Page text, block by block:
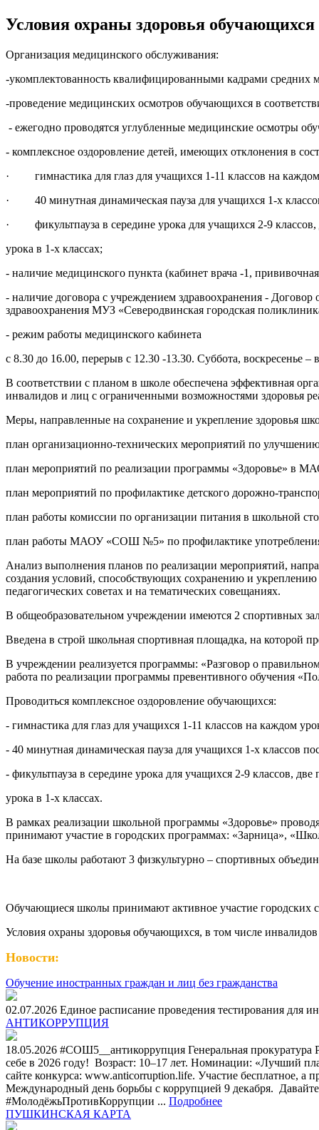
Условия охраны здоровья обучающихся
Организация медицинского обслуживания:
-укомплектованность квалифицированными кадрами средних
-проведение медицинских осмотров обучающихся в
- ежегодно проводятся углубленные медицинские осмотры
- комплексное оздоровление детей, имеющих отклонения в
· гимнастика для глаз для учащихся 1-11 классов на
· 40 минутная динамическая пауза для учащихся 1-х
· фикультпауза в середине урока для учащихся 2-9
урока в 1-х классах;
- наличие медицинского пункта (кабинет врача -1,
- наличие договора с учреждением здравоохранения -
здравоохранения МУЗ «Северодвинская городская
- режим работы медицинского кабинета
с 8.30 до 16.00, перерыв с 12.30 -13.30. Суббота, воскресенье –
В соответствии с планом в школе обеспечена эффективная
инвалидов и лиц с ограниченными возможностями здоровья
Меры, направленные на сохранение и укрепление здоровья
план организационно-технических мероприятий по
план мероприятий по реализации программы «Здоровье»
план мероприятий по профилактике детского дорожно-
план работы комиссии по организации питания в
план работы МАОУ «СОШ №5» по профилактике
Анализ выполнения планов по реализации мероприятий,
создания условий, способствующих сохранению и
педагогических советах и на тематических совещаниях.
В общеобразовательном учреждении имеются 2 спортивных
Введена в строй школьная спортивная площадка, на которой
В учреждении реализуется программы: «Разговор о
работа по реализации программы превентивного обучения
Проводиться комплексное оздоровление обучающихся:
- гимнастика для глаз для учащихся 1-11 классов на каждом
- 40 минутная динамическая пауза для учащихся 1-х классов
- фикультпауза в середине урока для учащихся 2-9 классов, две
урока в 1-х классах.
В рамках реализации школьной программы «Здоровье»
принимают участие в городских программах: «Зарница»,
На базе школы работают 3 физкультурно – спортивных
Обучающиеся школы принимают активное участие
Условия охраны здоровья обучающихся, в том числе
Новости:
Обучение иностранных граждан и лиц без гражданства
02.07.2026 Единое расписание проведения тестирования для
АНТИКОРРУПЦИЯ
18.05.2026 #СОШ5__антикоррупция Генеральная
себе в 2026 году! ⁣ Возраст: 10–17 лет. Номинации: «Лучший
сайте конкурса: www.anticorruption.life. Участие бесплатное, а
Международный день борьбы с коррупцией 9 декабря.
#МолодёжьПротивКоррупции ... Подробнее
ПУШКИНСКАЯ КАРТА